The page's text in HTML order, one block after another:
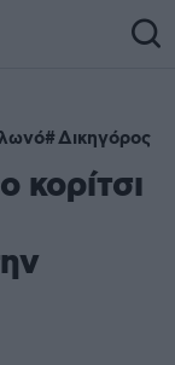
Δικηγόρος
κορίτσι